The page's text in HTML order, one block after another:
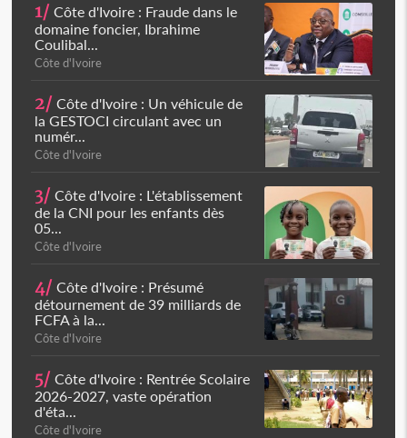
1/ Côte d'Ivoire : Fraude dans le
domaine foncier, Ibrahime
Coulibal...
Côte d'Ivoire
2/ Côte d'Ivoire : Un véhicule de
la GESTOCI circulant avec un
numér...
Côte d'Ivoire
3/ Côte d'Ivoire : L'établissement
de la CNI pour les enfants dès
05...
Côte d'Ivoire
4/ Côte d'Ivoire : Présumé
détournement de 39 milliards de
FCFA à la...
Côte d'Ivoire
5/ Côte d'Ivoire : Rentrée Scolaire
2026-2027, vaste opération
d'éta...
Côte d'Ivoire